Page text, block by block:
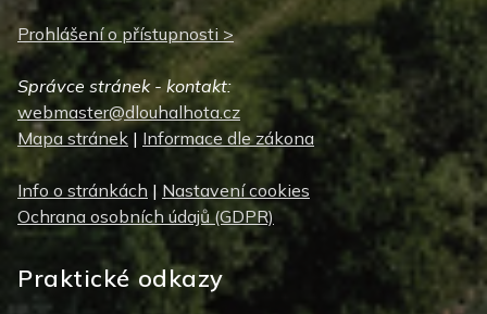
Prohlášení o přístupnosti >
Správce stránek - kontakt:
webmaster@dlouhalhota.cz
Mapa stránek | Informace dle zákona
Info o stránkách | Nastavení cookies
Ochrana osobních údajů (GDPR)
Praktické odkazy